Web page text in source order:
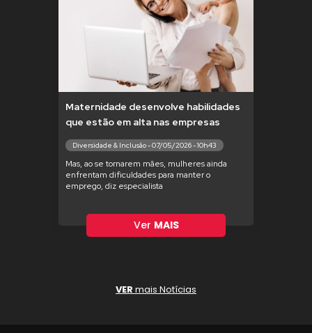
Maternidade desenvolve habilidades
que estão em alta nas empresas
Diversidade & Inclusão - 07/05/2026 - 10h43
Mas, ao se tornarem mães, mulheres ainda
enfrentam dificuldades para manter o
emprego, diz especialista
Ver MAIS
VER mais Notícias